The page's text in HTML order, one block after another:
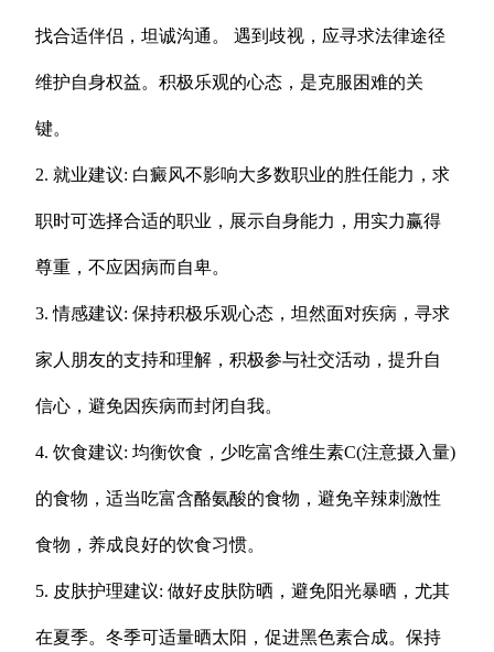
找合适伴侣，坦诚沟通。 遇到歧视，应寻求法律途径
维护自身权益。积极乐观的心态，是克服困难的关
键。
2. 就业建议: 白癜风不影响大多数职业的胜任能力，求
职时可选择合适的职业，展示自身能力，用实力赢得
尊重，不应因病而自卑。
3. 情感建议: 保持积极乐观心态，坦然面对疾病，寻求
家人朋友的支持和理解，积极参与社交活动，提升自
信心，避免因疾病而封闭自我。
4. 饮食建议: 均衡饮食，少吃富含维生素C(注意摄入量)
的食物，适当吃富含酪氨酸的食物，避免辛辣刺激性
食物，养成良好的饮食习惯。
5. 皮肤护理建议: 做好皮肤防晒，避免阳光暴晒，尤其
在夏季。冬季可适量晒太阳，促进黑色素合成。保持